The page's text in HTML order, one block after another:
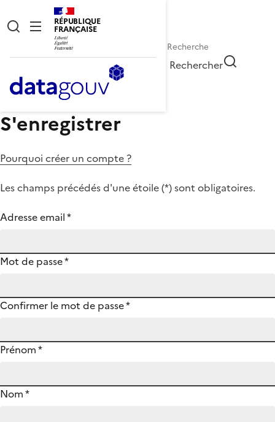
RÉPUBLIQUE
FRANÇAISE
Rechercher
S'enregistrer
Pourquoi créer un compte ?
Les champs précédés d'une étoile (*) sont obligatoires.
Adresse email*
Mot de passe*
Confirmer le mot de passe*
Prénom*
Nom*